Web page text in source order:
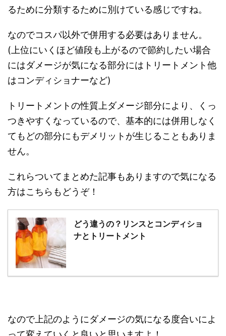
るために分類するために別けている感じですね。
なのでコスパ以外で併用する必要はありません。
(上位にいくほど値段も上がるので節約したい場合
にはダメージが気になる部分にはトリートメント他
はコンディショナーなど)
トリートメントの性質上ダメージ部分により、くっ
つきやすくなっているので、基本的には併用しなく
てもどの部分にもデメリットが生じることもありま
せん。
これらついてまとめた記事もありますので気になる
方はこちらもどうぞ！
どう違うの？リンスとコンディショ
ナとトリートメント
なので上記のようにダメージの気になる度合いによ